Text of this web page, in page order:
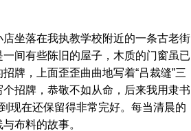
坐落在我执教学校附近的一条古老街
间有些陈旧的屋子，木质的门窗虽已
牌，上面歪歪曲曲地写着“吕裁缝”三
招牌，恭敬不如从命，后来我用隶书
现在还保留得非常完好。每当清晨的
布料的故事。